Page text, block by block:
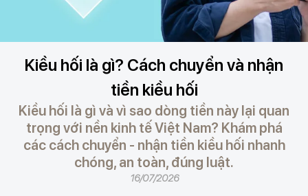
Kiều hối là gì? Cách chuyển và nhận
tiền kiều hối
Kiều hối là gì và vì sao dòng tiền này lại quan
trọng với nền kinh tế Việt Nam? Khám phá
các cách chuyển - nhận tiền kiều hối nhanh
chóng, an toàn, đúng luật.
16/07/2026